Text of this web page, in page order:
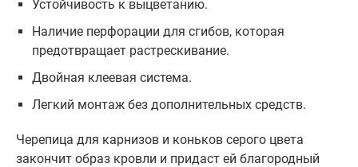
Устойчивость к выцветанию.
Наличие перфорации для сгибов, которая
предотвращает растрескивание.
Двойная клеевая система.
Легкий монтаж без дополнительных средств.
Черепица для карнизов и коньков серого цвета
закончит образ кровли и придаст ей благородный